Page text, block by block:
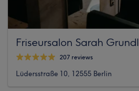
Friseursalon Sarah Grundl
207 reviews
Lüdersstraße 10, 12555 Berlin